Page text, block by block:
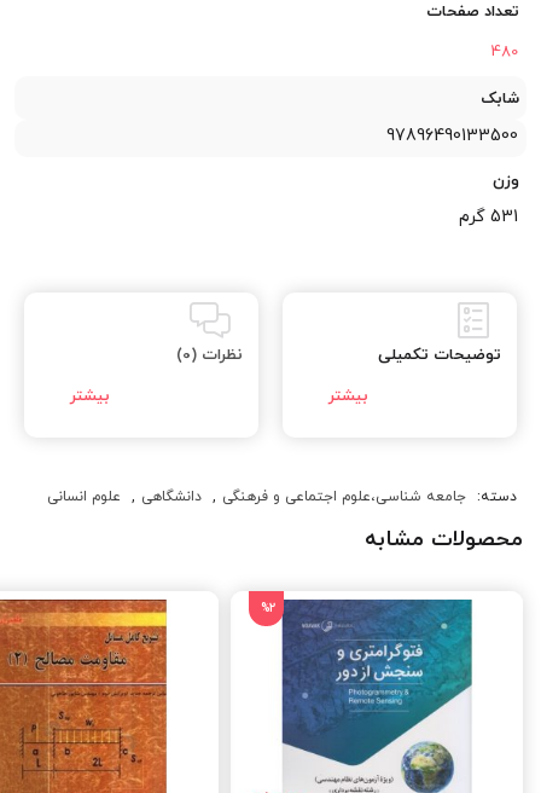
تعداد صفحات
480
شابک
97896490133500
وزن
531 گرم
توضیحات تکمیلی نظرات (0)
دسته: جامعه شناسی،علوم اجتماعی و فرهنگی , دانشگاهی , علوم انسانی
محصولات مشابه